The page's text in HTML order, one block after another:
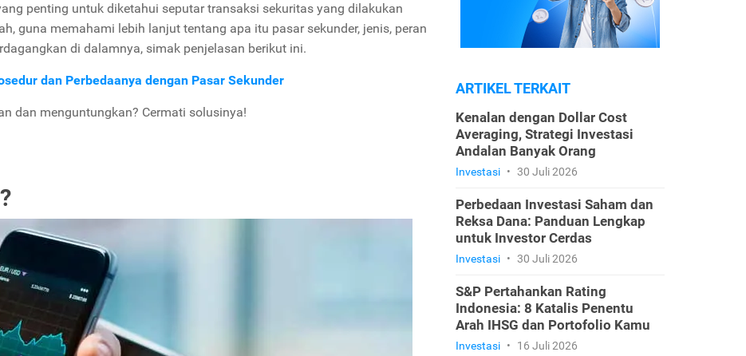
penting untuk diketahui seputar transaksi sekuritas yang dilakukan
guna memahami lebih lanjut tentang apa itu pasar sekunder, jenis, peran
di dalamnya, simak penjelasan berikut ini.
dan Perbedaanya dengan Pasar Sekunder
dan menguntungkan? Cermati solusinya!
ARTIKEL TERKAIT
Kenalan dengan Dollar Cost
Averaging, Strategi Investasi
Andalan Banyak Orang
Investasi • 30 Juli 2026
Perbedaan Investasi Saham dan
Reksa Dana: Panduan Lengkap
untuk Investor Cerdas
Investasi • 30 Juli 2026
S&P Pertahankan Rating
Indonesia: 8 Katalis Penentu
Arah IHSG dan Portofolio Kamu
Investasi • 16 Juli 2026